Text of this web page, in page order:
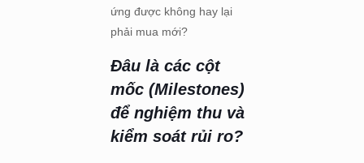
ứng được không hay lại
phải mua mới?
Đâu là các cột
mốc (Milestones)
để nghiệm thu và
kiểm soát rủi ro?